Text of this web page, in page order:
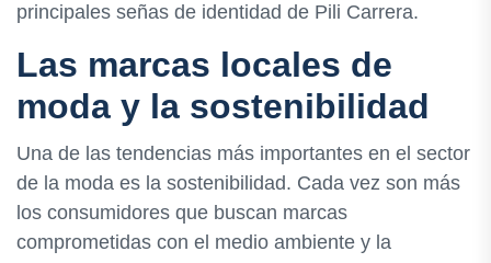
principales señas de identidad de Pili Carrera.
Las marcas locales de
moda y la sostenibilidad
Una de las tendencias más importantes en el sector
de la moda es la sostenibilidad. Cada vez son más
los consumidores que buscan marcas
comprometidas con el medio ambiente y la